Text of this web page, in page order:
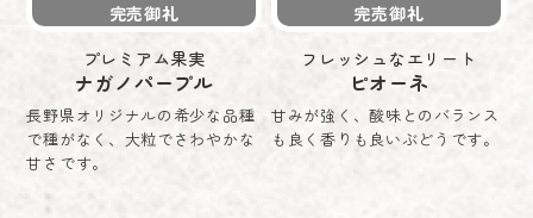
完売御礼
プレミアム果実
ナガノパープル
長野県オリジナルの希少な品種
で種がなく、大粒でさわやかな
甘さです。
完売御礼
フレッシュなエリート
ピオーネ
甘みが強く、酸味とのバランス
も良く香りも良いぶどうです。